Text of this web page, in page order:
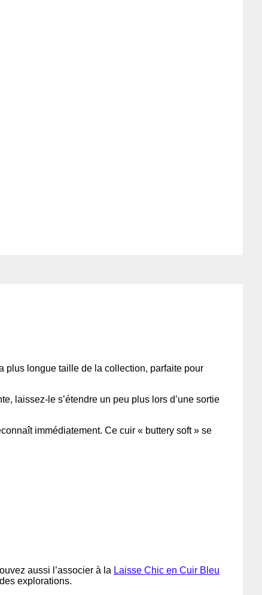
plus longue taille de la collection, parfaite pour
laissez-le s’étendre un peu plus lors d’une sortie
immédiatement. Ce cuir « buttery soft » se
aussi l’associer à la Laisse Chic en Cuir Bleu
explorations.